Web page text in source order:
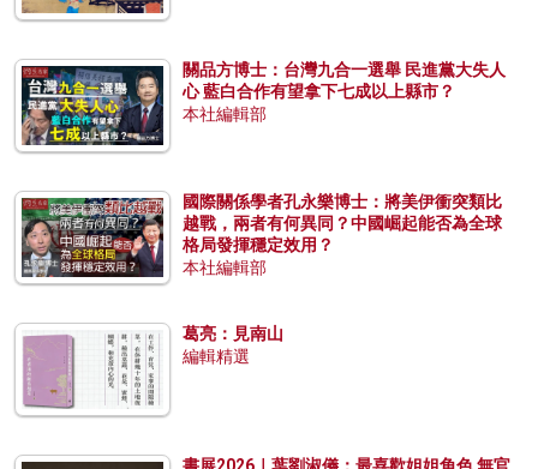
關品方博士：台灣九合一選舉 民進黨大失人
心 藍白合作有望拿下七成以上縣市？
本社編輯部
國際關係學者孔永樂博士：將美伊衝突類比
越戰，兩者有何異同？中國崛起能否為全球
格局發揮穩定效用？
本社編輯部
葛亮：見南山
編輯精選